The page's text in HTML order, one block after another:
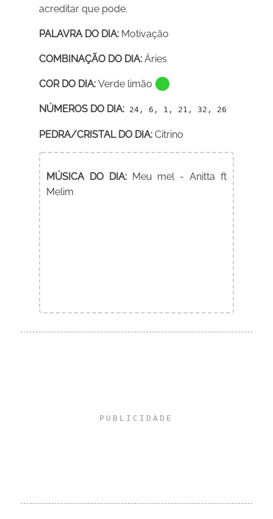
acreditar que pode.
PALAVRA DO DIA: Motivação
COMBINAÇÃO DO DIA: Áries
COR DO DIA: Verde limão
NÚMEROS DO DIA: 24, 6, 1, 21, 32, 26
PEDRA/CRISTAL DO DIA: Citrino
MÚSICA DO DIA:Meu mel - Anitta ft
Melim